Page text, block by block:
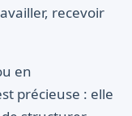
recevoir
en
précieuse : elle